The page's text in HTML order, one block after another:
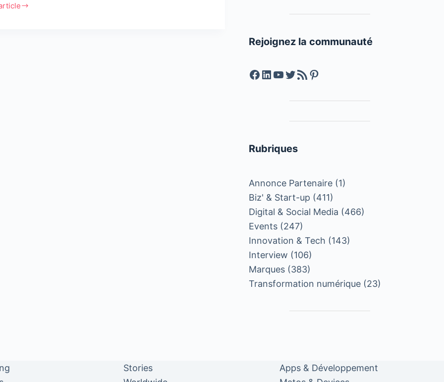
Rejoignez la communauté
Facebook
LinkedIn
YouTube
Twitter
Feed RSSPinterest
Rubriques
Annonce Partenaire (1)
Biz' & Start-up (411)
Digital & Social Media (466)
Events (247)
Innovation & Tech (143)
Interview (106)
Marques (383)
Transformation numérique (23)
Stories
Apps & Développement